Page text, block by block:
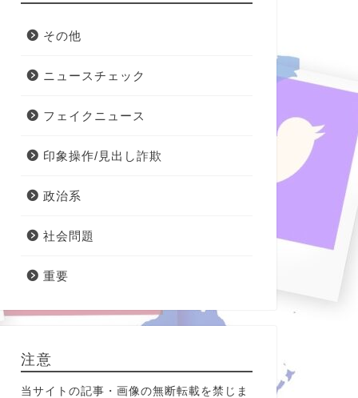
その他
ニュースチェック
フェイクニュース
印象操作/見出し詐欺
政治系
社会問題
重要
注意
当サイトの記事・画像の無断転載を禁じま